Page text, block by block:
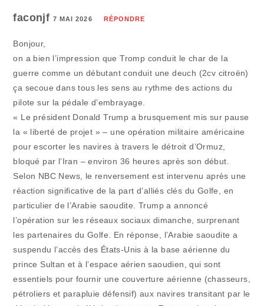
faconjf 7 MAI 2026 RÉPONDRE
Bonjour,
on a bien l’impression que Tromp conduit le char de la
guerre comme un débutant conduit une deuch (2cv citroën)
ça secoue dans tous les sens au rythme des actions du
pilote sur la pédale d’embrayage.
« Le président Donald Trump a brusquement mis sur pause
la « liberté de projet » – une opération militaire américaine
pour escorter les navires à travers le détroit d’Ormuz,
bloqué par l’Iran – environ 36 heures après son début.
Selon NBC News, le renversement est intervenu après une
réaction significative de la part d’alliés clés du Golfe, en
particulier de l’Arabie saoudite. Trump a annoncé
l’opération sur les réseaux sociaux dimanche, surprenant
les partenaires du Golfe. En réponse, l’Arabie saoudite a
suspendu l’accès des États-Unis à la base aérienne du
prince Sultan et à l’espace aérien saoudien, qui sont
essentiels pour fournir une couverture aérienne (chasseurs,
pétroliers et parapluie défensif) aux navires transitant par le